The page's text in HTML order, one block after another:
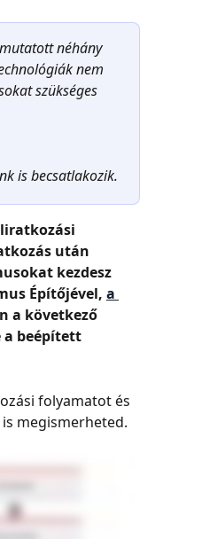
néhány
nem
szükséges
is becsatlakozik.
után
kezdesz
Építőjével, a
a következő
a beépített
folyamatot és
megismerheted.